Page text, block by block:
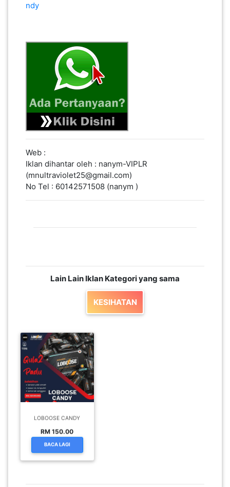
ndy
Web :
Iklan dihantar oleh : nanym-VIPLR
(mnultraviolet25@gmail.com)
No Tel : 60142571508 (nanym )
Lain Lain Iklan Kategori yang sama
KESIHATAN
LOBOOSE CANDY
RM 150.00
BACA LAGI
SABAH(0)
SARAWAK(2)
MELAKA(53)
PENANG(2)
PERLIS(6)
LUMPUR(16)
PUTRAJAYA(9)
MALAYSIA(82)
INDONESIA(1)
SINGAPORE(0)
BRUNEI(0)